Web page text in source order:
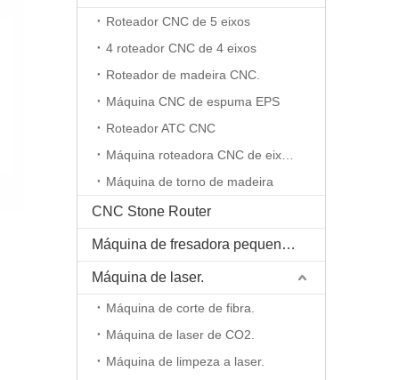
Roteador CNC de 5 eixos
4 roteador CNC de 4 eixos
Roteador de madeira CNC.
Máquina CNC de espuma EPS
Roteador ATC CNC
Máquina de torno de madeira
CNC Stone Router
Máquina de fresadora pequena CNC
Máquina de laser.
Máquina de corte de fibra.
Máquina de laser de CO2.
Máquina de limpeza a laser.